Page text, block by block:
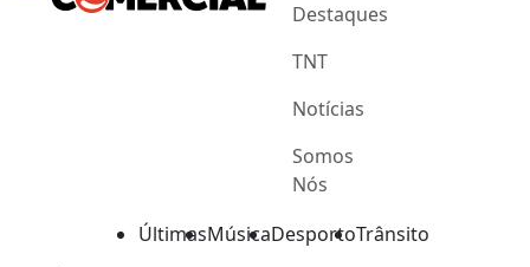
Destaques
TNT
Notícias
Somos
Nós
ÚltimasMúsicaDesportoTrânsito